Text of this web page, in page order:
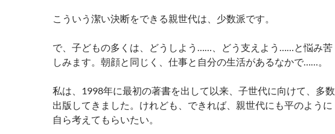
こういう潔い決断をできる親世代は、少数派です。
で、子どもの多くは、どうしよう……、どう支えよう……と悩み苦
しみます。朝顔と同じく、仕事と自分の生活があるなかで……。
私は、1998年に最初の著書を出して以来、子世代に向けて、多数
出版してきました。けれども、できれば、親世代にも平のように
自ら考えてもらいたい。